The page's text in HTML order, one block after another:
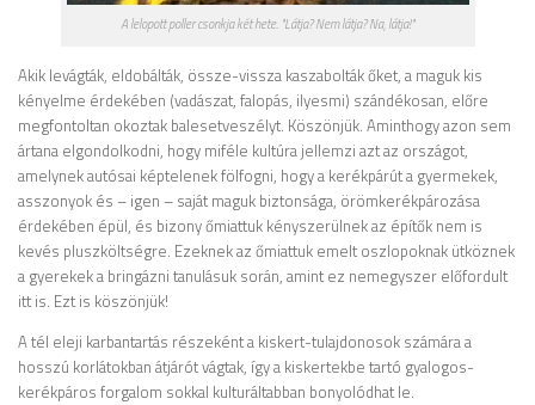
A lelopott poller csonkja két hete. "Látja? Nem látja? Na, látja!"
Akik levágták, eldobálták, össze-vissza kaszabolták őket, a maguk kis
kényelme érdekében (vadászat, falopás, ilyesmi) szándékosan, előre
megfontoltan okoztak balesetveszélyt. Köszönjük. Aminthogy azon sem
ártana elgondolkodni, hogy miféle kultúra jellemzi azt az országot,
amelynek autósai képtelenek fölfogni, hogy a kerékpárút a gyermekek,
asszonyok és – igen – saját maguk biztonsága, örömkerékpározása
érdekében épül, és bizony őmiattuk kényszerülnek az építők nem is
kevés pluszköltségre. Ezeknek az őmiattuk emelt oszlopoknak ütköznek
a gyerekek a bringázni tanulásuk során, amint ez nemegyszer előfordult
itt is. Ezt is köszönjük!
A tél eleji karbantartás részeként a kiskert-tulajdonosok számára a
hosszú korlátokban átjárót vágtak, így a kiskertekbe tartó gyalogos-
kerékpáros forgalom sokkal kulturáltabban bonyolódhat le.